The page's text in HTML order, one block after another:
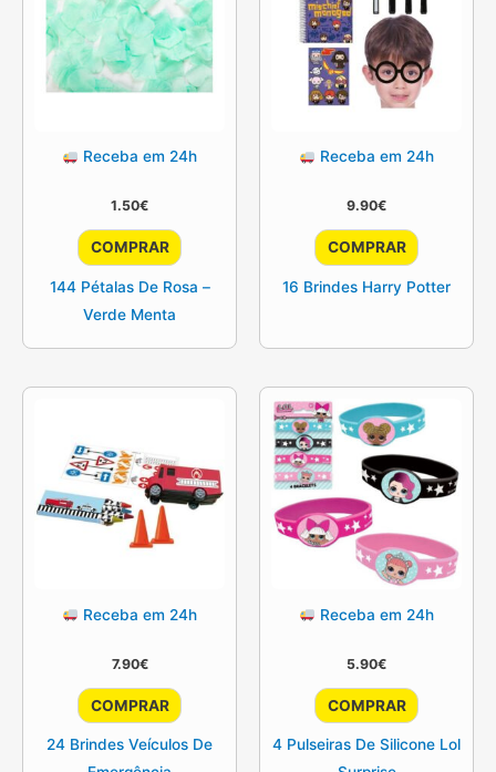
Receba em 24h
1.50€
COMPRAR
144 Pétalas De Rosa –
Verde Menta
Receba em 24h
9.90€
COMPRAR
16 Brindes Harry Potter
Receba em 24h
7.90€
COMPRAR
24 Brindes Veículos De
Receba em 24h
5.90€
COMPRAR
4 Pulseiras De Silicone Lol